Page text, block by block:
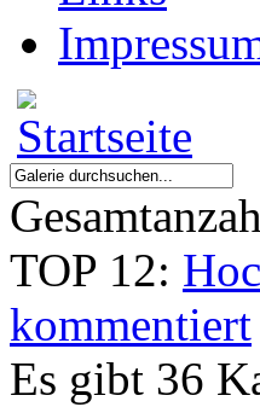
TOP 12:
kommentiert
Es gibt 36